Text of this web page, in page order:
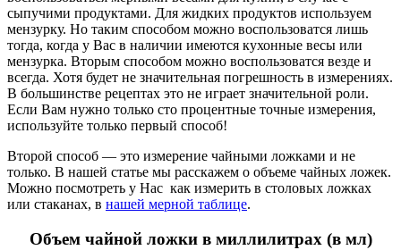
сыпучими продуктами. Для жидких продуктов используем
мензурку. Но таким способом можно воспользоватся лишь
тогда, когда у Вас в наличии имеются кухонные весы или
мензурка. Вторым способом можно воспользоватся везде и
всегда. Хотя будет не значительная погрешность в измерениях.
В большинстве рецептах это не играет значительной роли.
Если Вам нужно только сто процентные точные измерения,
используйте только первый способ!
Второй способ — это измерение чайными ложками и не
только. В нашей статье мы расскажем о объеме чайных ложек.
Можно посмотреть у Нас как измерить в столовых ложках
или стаканах, в нашей мерной таблице.
Объем чайной ложки в миллилитрах (в мл)